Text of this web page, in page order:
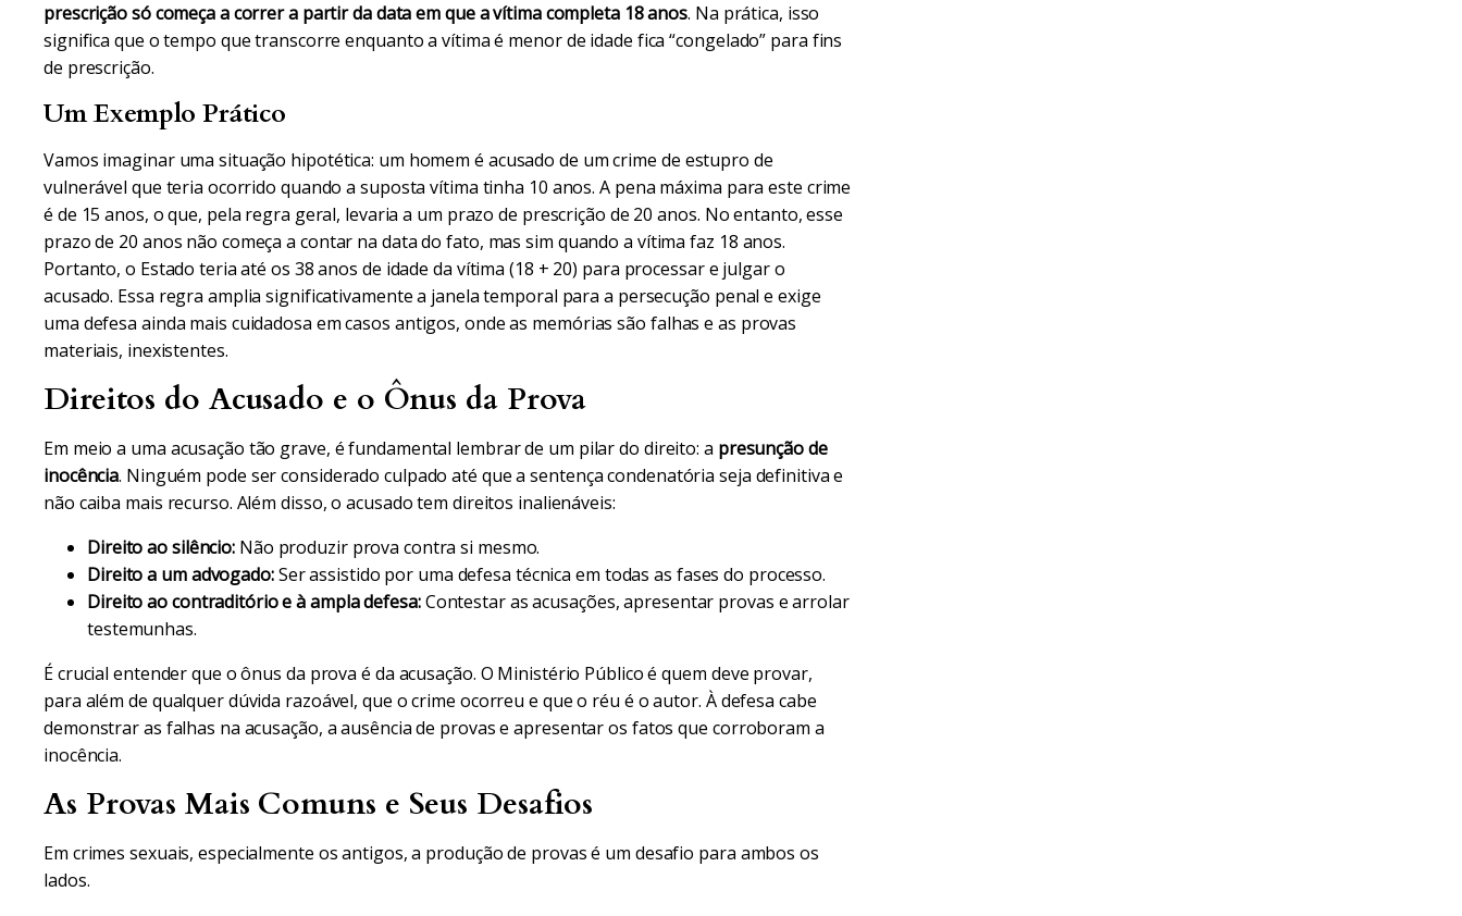
prescrição só começa a correr a partir da data em que a vítima completa 18 anos. Na prática, isso
significa que o tempo que transcorre enquanto a vítima é menor de idade fica “congelado” para fins
de prescrição.
Um Exemplo Prático
Vamos imaginar uma situação hipotética: um homem é acusado de um crime de estupro de
vulnerável que teria ocorrido quando a suposta vítima tinha 10 anos. A pena máxima para este crime
é de 15 anos, o que, pela regra geral, levaria a um prazo de prescrição de 20 anos. No entanto, esse
prazo de 20 anos não começa a contar na data do fato, mas sim quando a vítima faz 18 anos.
Portanto, o Estado teria até os 38 anos de idade da vítima (18 + 20) para processar e julgar o
acusado. Essa regra amplia significativamente a janela temporal para a persecução penal e exige
uma defesa ainda mais cuidadosa em casos antigos, onde as memórias são falhas e as provas
materiais, inexistentes.
Direitos do Acusado e o Ônus da Prova
Em meio a uma acusação tão grave, é fundamental lembrar de um pilar do direito: a presunção de
inocência. Ninguém pode ser considerado culpado até que a sentença condenatória seja definitiva e
não caiba mais recurso. Além disso, o acusado tem direitos inalienáveis:
Direito ao silêncio: Não produzir prova contra si mesmo.
Direito a um advogado:Ser assistido por uma defesa técnica em todas as fases do processo.
Direito ao contraditório e à ampla defesa:Contestar as acusações, apresentar provas e arrolar
testemunhas.
É crucial entender que o ônus da prova é da acusação. O Ministério Público é quem deve provar,
para além de qualquer dúvida razoável, que o crime ocorreu e que o réu é o autor. À defesa cabe
demonstrar as falhas na acusação, a ausência de provas e apresentar os fatos que corroboram a
inocência.
As Provas Mais Comuns e Seus Desafios
Em crimes sexuais, especialmente os antigos, a produção de provas é um desafio para ambos os
lados.